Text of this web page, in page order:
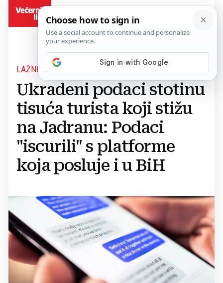
LAŽNE PORUKE
Ukradeni podaci stotinu
tisuća turista koji stižu
na Jadranu: Podaci
"iscurili" s platforme
koja posluje i u BiH